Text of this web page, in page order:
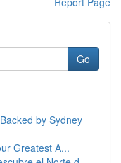
Go
by Sydney
Greatest A...